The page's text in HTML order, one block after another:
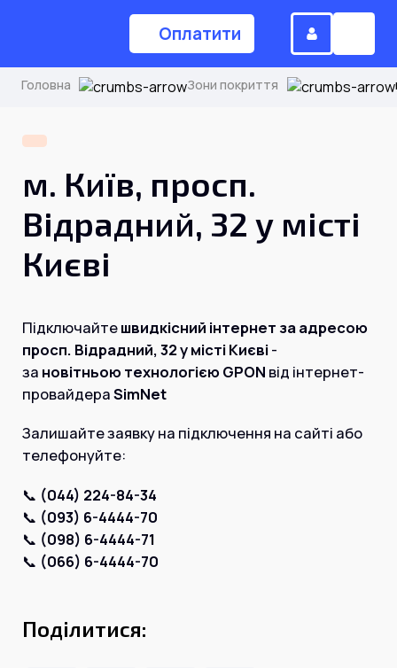
Оплатити
Для дому
Головна
Акції
Інтернет
Інтернет+ТБ
Домофонія
Відеонагляд
Про нас
Контакти
Інше
Для дому
Для бізнесу
Карта покриття
Магазин
Замовити дзвінок
info@simnet.kiev.ua
Головна Зони покриття
м. Київ, просп.
Відрадний, 32 у місті
Києві
Підключайтешвидкісний інтернет за адресою
просп. Відрадний, 32 у місті Києві-
за новітньою технологією GPON від інтернет-
провайдераSimNet
Залишайте заявку на підключення на сайті або
телефонуйте:
📞 (044) 224-84-34
📞 (093) 6-4444-70
📞 (098) 6-4444-71
📞 (066) 6-4444-70
Поділитися: